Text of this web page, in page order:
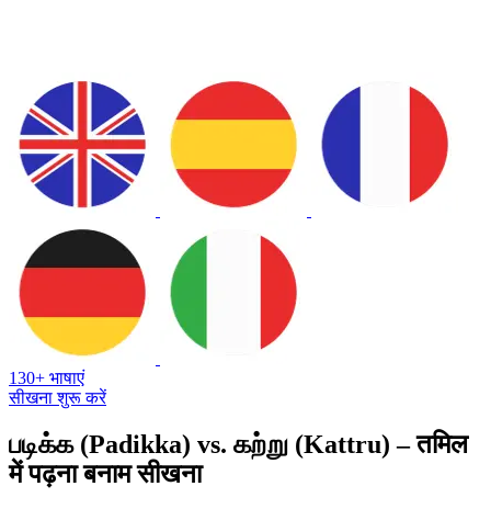
130+ भाषाएं
सीखना शुरू करें
படிக்க (Padikka) vs. கற்று (Kattru) – तमिल
में पढ़ना बनाम सीखना